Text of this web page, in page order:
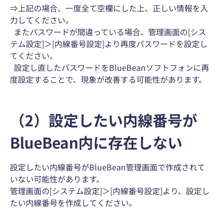
⇒上記の場合、一度全て空欄にした上、正しい情報を入
力してください。
またパスワードが間違っている場合、管理画面の[シス
テム設定]＞[内線番号設定]より再度パスワードを設定し
てください。
設定し直したパスワードをBlueBeanソフトフォンに再
度設定することで、現象が改善する可能性があります。
（2）設定したい内線番号が
BlueBean内に存在しない
設定したい内線番号がBlueBean管理画面で作成されて
いない可能性があります。
管理画面の[システム設定]＞[内線番号設定]より、設定し
たい内線番号を作成してください。